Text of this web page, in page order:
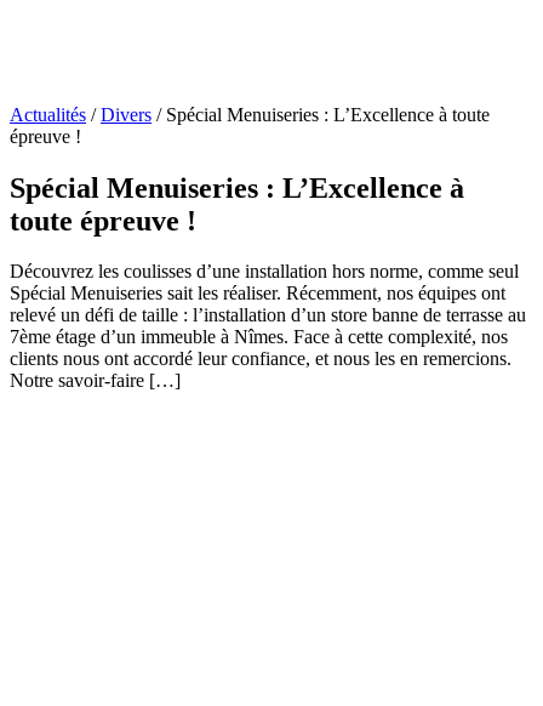
Actualités / Divers / Spécial Menuiseries : L’Excellence à toute
épreuve !
Spécial Menuiseries : L’Excellence à
toute épreuve !
Découvrez les coulisses d’une installation hors norme, comme seul
Spécial Menuiseries sait les réaliser. Récemment, nos équipes ont
relevé un défi de taille : l’installation d’un store banne de terrasse au
7ème étage d’un immeuble à Nîmes. Face à cette complexité, nos
clients nous ont accordé leur confiance, et nous les en remercions.
Notre savoir-faire […]